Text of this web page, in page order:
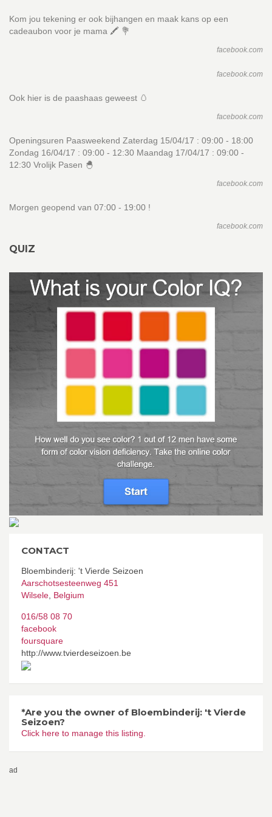
Kom jou tekening er ook bijhangen en maak kans op een
cadeaubon voor je mama 🖍 💐
facebook.com
facebook.com
Ook hier is de paashaas geweest 🥚
facebook.com
Openingsuren Paasweekend Zaterdag 15/04/17 : 09:00 - 18:00
Zondag 16/04/17 : 09:00 - 12:30 Maandag 17/04/17 : 09:00 -
12:30 Vrolijk Pasen 🐣
facebook.com
Morgen geopend van 07:00 - 19:00 !
facebook.com
QUIZ
CONTACT
Bloembinderij: 't Vierde Seizoen
Aarschotsesteenweg 451
Wilsele Belgium
016/58 08 70
facebook
foursquare
http://www.tvierdeseizoen.be
*Are you the owner of Bloembinderij: 't Vierde
Seizoen?
Click here to manage this listing.
ad